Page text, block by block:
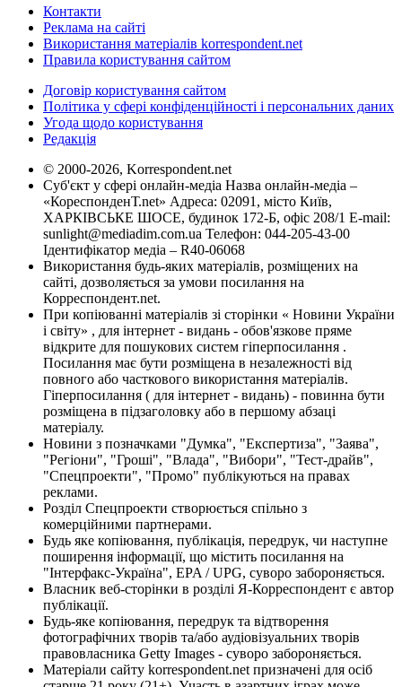
Контакти
Реклама на сайті
Використання матеріалів korrespondent.net
Правила користування сайтом
Договір користування сайтом
Політика у сфері конфіденційності і персональних даних
Угода щодо користування
Редакція
© 2000-2026, Korrespondent.net
Суб'єкт у сфері онлайн-медіа Назва онлайн-медіа –
«КореспонденТ.net» Адреса: 02091, місто Київ,
ХАРКІВСЬКЕ ШОСЕ, будинок 172-Б, офіс 208/1 E-mail:
sunlight@mediadim.com.ua Телефон: 044-205-43-00
Ідентифікатор медіа – R40-06068
Використання будь-яких матеріалів, розміщених на
сайті, дозволяється за умови посилання на
Корреспондент.net.
При копіюванні матеріалів зі сторінки « Новини України
і світу» , для інтернет - видань - обов'язкове пряме
відкрите для пошукових систем гіперпосилання .
Посилання має бути розміщена в незалежності від
повного або часткового використання матеріалів.
Гіперпосилання ( для інтернет - видань) - повинна бути
розміщена в підзаголовку або в першому абзаці
матеріалу.
Новини з позначками "Думка", "Експертиза", "Заява",
"Регіони", "Гроші", "Влада", "Вибори", "Тест-драйв",
"Спецпроекти", "Промо" публікуються на правах
реклами.
Розділ Спецпроекти створюється спільно з
комерційними партнерами.
Будь яке копіювання, публікація, передрук, чи наступне
поширення інформації, що містить посилання на
"Інтерфакс-Україна", EPA / UPG, суворо забороняється.
Власник веб-сторінки в розділі Я-Корреспондент є автор
публікації.
Будь-яке копіювання, передрук та відтворення
фотографічних творів та/або аудіовізуальних творів
правовласника Getty Images - суворо забороняється.
Матеріали сайту korrespondent.net призначені для осіб